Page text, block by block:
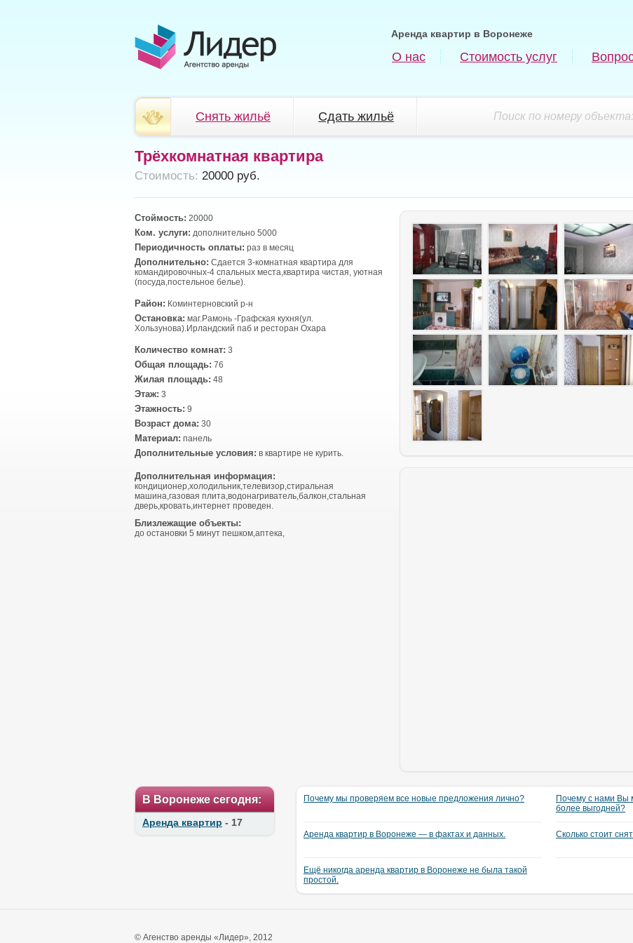
Аренда квартир в Воронеже
О нас Стоимость услуг
Поиск по номеру объекта:
Снять жильё Сдать жильё
Трёхкомнатная квартира
Cтоимость: 20000 руб.
Стоймость: 20000
Ком. услуги: дополнительно 5000
Периодичность оплаты: раз в месяц
Дополнительно: Сдается 3-комнатная квартира для
командировочных-4 спальных места,квартира чистая, уютная
(посуда,постельное белье).
Район: Коминтерновский р-н
Остановка: маг.Рамонь -Графская кухня(ул.
Хользунова).Ирландский паб и ресторан Охара
Количество комнат: 3
Общая площадь: 76
Жилая площадь: 48
Этаж: 3
Этажность: 9
Возраст дома: 30
Материал: панель
Дополнительные условия: в квартире не курить.
Дополнительная информация:
кондиционер,холодильник,телевизор,стиральная
машина,газовая плита,водонагриватель,балкон,стальная
дверь,кровать,интернет проведен.
Близлежащие объекты:
до остановки 5 минут пешком,аптека,
В Воронеже сегодня:
Аренда квартир - 17
Почему мы проверяем все новые предложения лично?
Аренда квартир в Воронеже — в фактах и данных.
Ещё никогда аренда квартир в Воронеже не была такой
простой.
Почему с нами Вы
более выгодней?
Сколько стоит
© Агенство аренды «Лидер», 2012